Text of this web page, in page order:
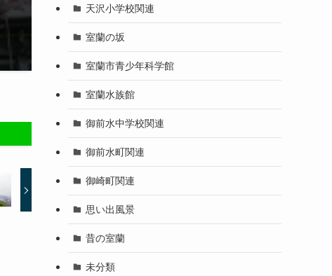
天沢小学校関連
室蘭の坂
室蘭市青少年科学館
室蘭水族館
御前水中学校関連
御前水町関連
御崎町関連
思い出風景
昔の室蘭
未分類